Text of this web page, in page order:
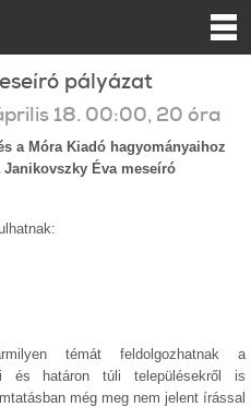
pályázat
18. 00:00, 20 óra
a Móra Kiadó hagyományaihoz
Éva meseíró
témát feldolgozhatnak a
és határon túli településekről is
még meg nem jelent írással